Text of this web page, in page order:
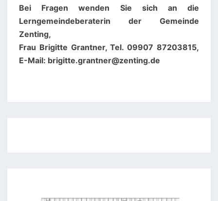
Bei Fragen wenden Sie sich an die
Lerngemeindeberaterin der Gemeinde
Zenting,
Frau Brigitte Grantner, Tel. 09907 87203815,
E-Mail: brigitte.grantner@zenting.de